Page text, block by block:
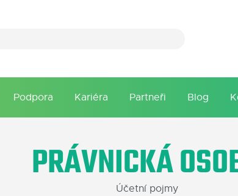
Podpora Kariéra Partneři Blog
PRÁVNICKÁ
Účetní pojmy